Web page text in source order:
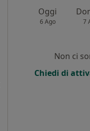
Oggi
6 Ago 7
Non ci
Chiedi di